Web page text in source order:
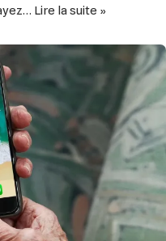
Lire la suite »